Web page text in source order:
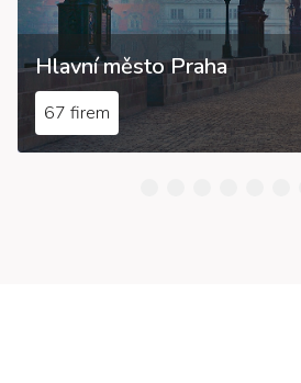
Hlavní město Praha
67 firem